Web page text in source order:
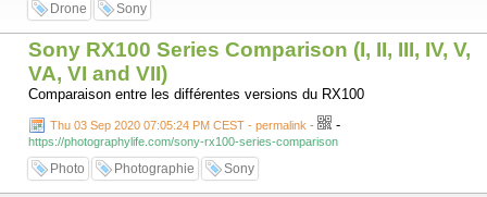
Drone Sony
Sony RX100 Series Comparison (I, II, III, IV, V,
VA, VI and VII)
Comparaison entre les différentes versions du RX100
Thu 03 Sep 2020 07:05:24 PM CEST - permalink - -
https://photographylife.com/sony-rx100-series-comparison
Photo Photographie Sony